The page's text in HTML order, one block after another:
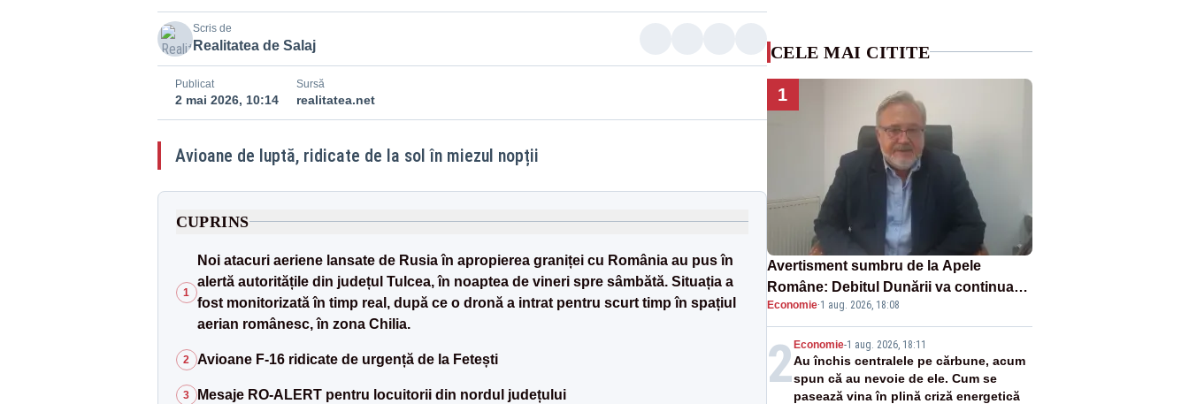
Scris de
Realitatea de Salaj
Publicat
2 mai 2026, 10:14
Sursă
realitatea.net
Avioane de luptă, ridicate de la sol în miezul nopții
CUPRINS
1
Noi atacuri aeriene lansate de Rusia în apropierea graniței cu România au pus în
alertă autoritățile din județul Tulcea, în noaptea de vineri spre sâmbătă. Situația a
fost monitorizată în timp real, după ce o dronă a intrat pentru scurt timp în spațiul
aerian românesc, în zona Chilia.
2 Avioane F-16 ridicate de urgență de la Fetești
3 Mesaje RO-ALERT pentru locuitorii din nordul județului
CELE MAI CITITE
1
Avertisment sumbru de la Apele
Române: Debitul Dunării va continua
să scadă. Cernavodă s-ar putea închide
în 4 zile
Economie·1 aug. 2026, 18:08
2Economie-1 aug. 2026, 18:11
Au închis centralele pe cărbune, acum
spun că au nevoie de ele. Cum se
pasează vina în plină criză energetică